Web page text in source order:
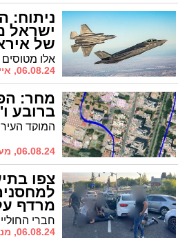
ניתוח:
ישראל
של
06.08.24, אייל בן שמחון
מחר:
ברובע
06.08.24, מערכת האתר
צפו
מרדף
06.08.24, מנהל האתר